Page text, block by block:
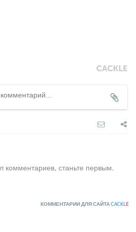
комментариев, станьте первым.
КОММЕНТАРИИ ДЛЯ САЙТАCACKLE